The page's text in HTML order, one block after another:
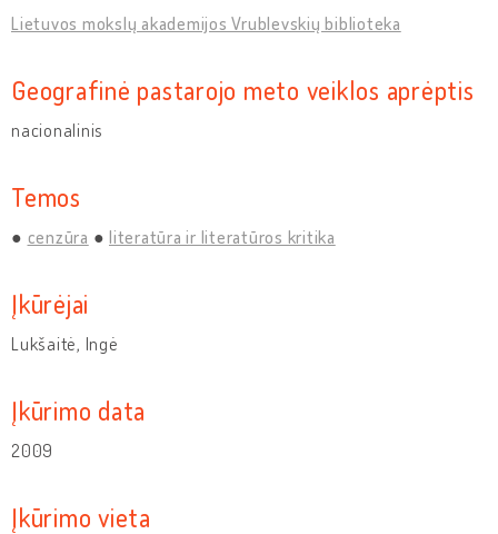
Lietuvos mokslų akademijos Vrublevskių biblioteka
Geografinė pastarojo meto veiklos aprėptis
nacionalinis
Temos
cenzūra literatūra ir literatūros kritika
Įkūrėjai
Lukšaitė, Ingė
Įkūrimo data
2009
Įkūrimo vieta